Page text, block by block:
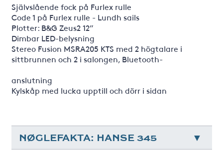
Självslående fock på Furlex rulle
Code 1 på Furlex rulle - Lundh sails
Plotter: B&G Zeus2 12”
Dimbar LED-belysning
Stereo Fusion MSRA205 KTS med 2 högtalare i
sittbrunnen och 2 i salongen, Bluetooth-
anslutning
Kylskåp med lucka upptill och dörr i sidan
NØGLEFAKTA: HANSE 345